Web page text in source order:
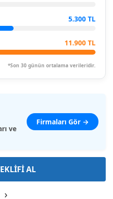
5.300 TL
11.900 TL
*Son 30 günün ortalama verileridir.
ve
Firmaları Gör →
AL